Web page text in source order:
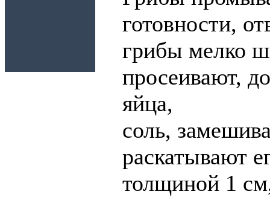
готовности,
грибы мелко
просеивают,
яйца,
соль,
раскатывают
толщиной 1